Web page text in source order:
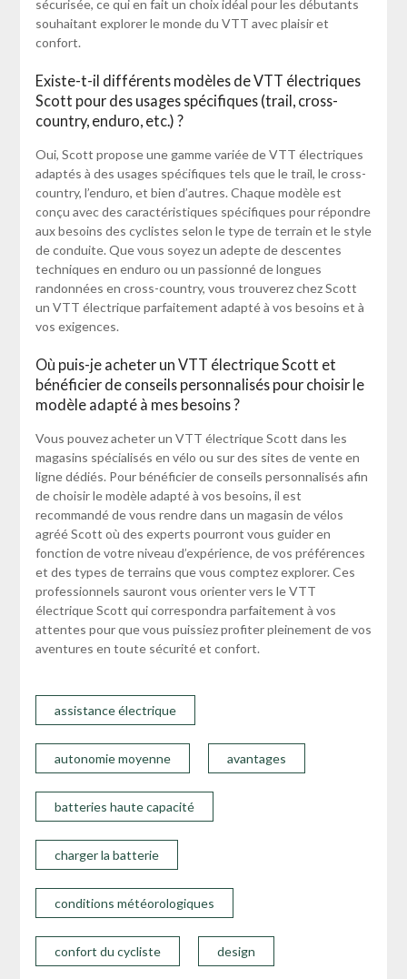
sécurisée, ce qui en fait un choix idéal pour les débutants
souhaitant explorer le monde du VTT avec plaisir et
confort.
Existe-t-il différents modèles de VTT électriques
Scott pour des usages spécifiques (trail, cross-
country, enduro, etc.) ?
Oui, Scott propose une gamme variée de VTT électriques
adaptés à des usages spécifiques tels que le trail, le cross-
country, l’enduro, et bien d’autres. Chaque modèle est
conçu avec des caractéristiques spécifiques pour répondre
aux besoins des cyclistes selon le type de terrain et le style
de conduite. Que vous soyez un adepte de descentes
techniques en enduro ou un passionné de longues
randonnées en cross-country, vous trouverez chez Scott
un VTT électrique parfaitement adapté à vos besoins et à
vos exigences.
Où puis-je acheter un VTT électrique Scott et
bénéficier de conseils personnalisés pour choisir le
modèle adapté à mes besoins ?
Vous pouvez acheter un VTT électrique Scott dans les
magasins spécialisés en vélo ou sur des sites de vente en
ligne dédiés. Pour bénéficier de conseils personnalisés afin
de choisir le modèle adapté à vos besoins, il est
recommandé de vous rendre dans un magasin de vélos
agréé Scott où des experts pourront vous guider en
fonction de votre niveau d’expérience, de vos préférences
et des types de terrains que vous comptez explorer. Ces
professionnels sauront vous orienter vers le VTT
électrique Scott qui correspondra parfaitement à vos
attentes pour que vous puissiez profiter pleinement de vos
aventures en toute sécurité et confort.
assistance électrique
autonomie moyenne avantages
batteries haute capacité
charger la batterie
conditions météorologiques
confort du cycliste design